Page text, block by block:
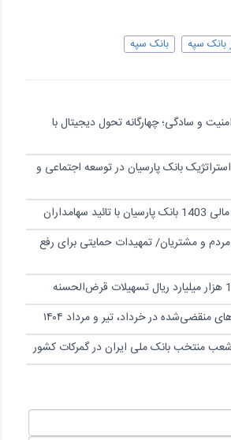
بانک سپه بانک سپه
و سادگی؛ چهار‌گانه تحول دیجیتال با
بانک پارسیان در توسعه اجتماعی و
و مشتریان/ تمهیدات حمایتی برای رفع
منتخب بانک ملی ایران در گمرکات کشور